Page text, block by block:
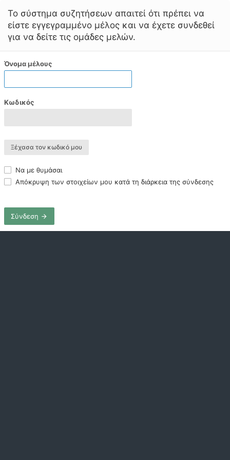
Το σύστημα συζητήσεων απαιτεί ότι πρέπει να
είστε εγγεγραμμένο μέλος και να έχετε συνδεθεί
για να δείτε τις ομάδες μελών.
Όνομα μέλους
Κωδικός
Ξέχασα τον κωδικό μου
Να με θυμάσαι
Απόκρυψη των στοιχείων μου κατά τη διάρκεια της σύνδεσης
Σύνδεση